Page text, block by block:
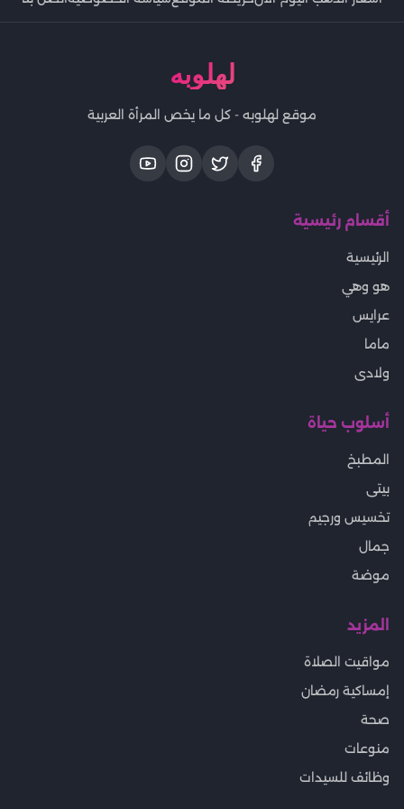
لهلوبه
موقع لهلوبه - كل ما يخص المرأة العربية
أقسام رئيسية
الرئيسية
هو وهي
عرايس
ماما
ولادى
أسلوب حياة
المطبخ
بيتى
تخسيس ورجيم
جمال
موضة
المزيد
مواقيت الصلاة
إمساكية رمضان
صحة
منوعات
وظائف للسيدات